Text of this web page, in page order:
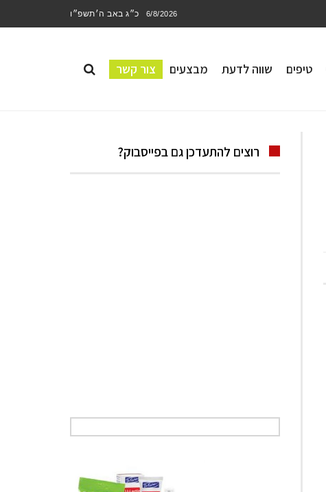
6/8/2026 כ״ג באב ה׳תשפ״ו
טיפים שווה לדעת מבצעים צור קשר
רוצים להתעדכן גם בפייסבוק?